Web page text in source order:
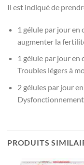
Il est indiqué de
1 gélule par jour en
augmenter la
1 gélule par jour en
Troubles légers à
2 gélules par jour
PRODUITS